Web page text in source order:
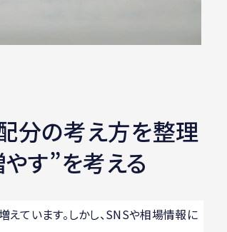
分の考え方を整理
す”を考える
えています。しかし、SNSや相場情報に